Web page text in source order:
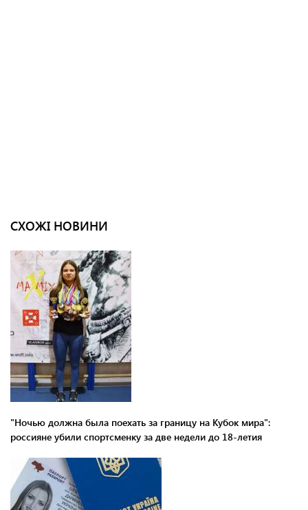
СХОЖІ НОВИНИ
"Ночью должна была поехать за границу на Кубок мира":
россияне убили спортсменку за две недели до 18-летия